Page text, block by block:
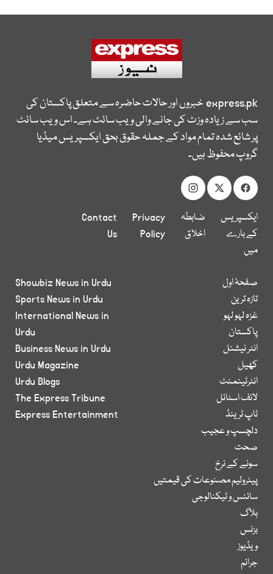
express.pkخبروں اور حالات حاضرہ سے متعلق پاکستان کی
سب سے زیادہ وزٹ کی جانے والی ویب سائٹ ہے۔ اس ویب سائٹ
پر شائع شدہ تمام مواد کے جملہ حقوق بحق ایکسپریس میڈیا
گروپ محفوظ ہیں۔
ایکسپریس
کے بارے
میں
ضابطہ
اخلاق
Privacy
Policy
Contact
Us
صفحۂ اول
تازہ ترین
غزہ لہو لہو
پاکستان
انٹر نیشنل
کھیل
انٹرٹینمنٹ
لائف اسٹائل
ٹاپ ٹرینڈ
دلچسپ و عجیب
صحت
سونے کے نرخ
پیٹرولیم مصنوعات کی قیمتیں
سائنس و ٹیکنالوجی
بلاگ
بزنس
ویڈیوز
جرائم
Showbiz News in Urdu
Sports News in Urdu
International News in
Urdu
Business News in Urdu
Urdu Magazine
Urdu Blogs
The Express Tribune
Express Entertainment